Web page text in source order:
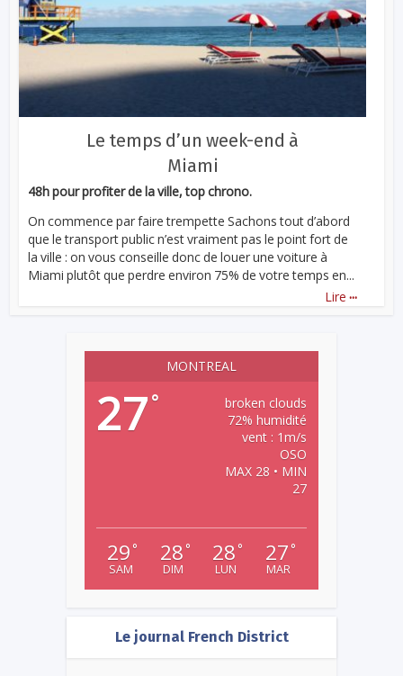
Le temps d’un week-end à
Miami
48h pour profiter de la ville, top chrono.
On commence par faire trempette Sachons tout d’abord
que le transport public n’est vraiment pas le point fort de
la ville : on vous conseille donc de louer une voiture à
Miami plutôt que perdre environ 75% de votre temps en...
Lire ...
MONTREAL
27°
broken clouds
72% humidité
vent : 1m/s
OSO
MAX 28 • MIN
27
29 °
SAM
28 °
DIM
28 °
LUN
27 °
MAR
Le journal French District